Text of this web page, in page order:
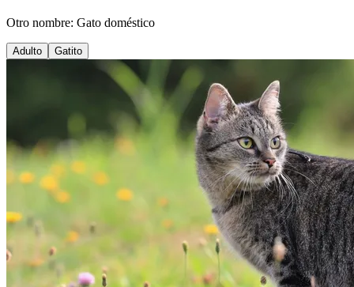
Otro nombre: Gato doméstico
Adulto Gatito